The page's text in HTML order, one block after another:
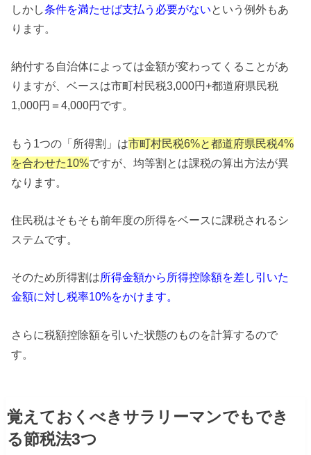
しかし条件を満たせば支払う必要がないという例外もあ
ります。
納付する自治体によっては金額が変わってくることがあ
りますが、ベースは市町村民税3,000円+都道府県民税
1,000円＝4,000円です。
もう1つの「所得割」は市町村民税6%と都道府県民税4%
を合わせた10%ですが、均等割とは課税の算出方法が異
なります。
住民税はそもそも前年度の所得をベースに課税されるシ
ステムです。
そのため所得割は所得金額から所得控除額を差し引いた
金額に対し税率10%をかけます。
さらに税額控除額を引いた状態のものを計算するので
す。
覚えておくべきサラリーマンでもでき
る節税法3つ